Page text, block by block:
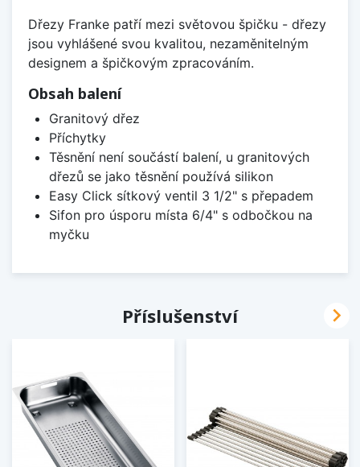
Dřezy Franke patří mezi světovou špičku - dřezy
jsou vyhlášené svou kvalitou, nezaměnitelným
designem a špičkovým zpracováním.
Obsah balení
Granitový dřez
Příchytky
Těsnění není součástí balení, u granitových
dřezů se jako těsnění používá silikon
Easy Click sítkový ventil 3 1/2" s přepadem
Sifon pro úsporu místa 6/4" s odbočkou na
myčku
Příslušenství 